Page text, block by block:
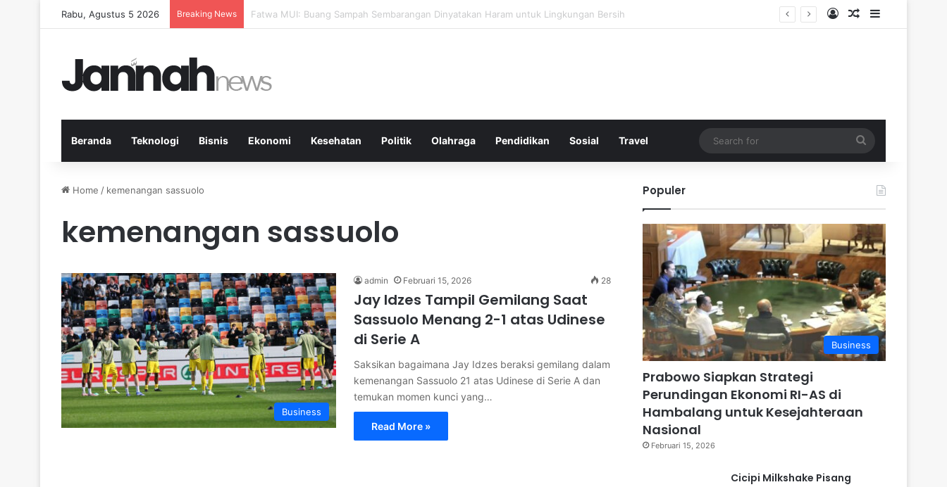
Rabu, Agustus 5 2026 Breaking News Pep Guardiola Bergembira Memiliki John Stones Kembali di Timnya Log InRandom Article
Sidebar
Beranda Teknologi Bisnis Ekonomi Kesehatan Politik Olahraga Pendidikan Sosial Travel
for
Home / kemenangan sassuolo
kemenangan sassuolo
Business
admin Februari 15, 2026 28
Jay Idzes Tampil Gemilang Saat
Sassuolo Menang 2-1 atas Udinese
di Serie A
Saksikan bagaimana Jay Idzes beraksi gemilang dalam
kemenangan Sassuolo 21 atas Udinese di Serie A dan
temukan momen kunci yang…
Read More »
Populer
Business
Prabowo Siapkan Strategi
Perundingan Ekonomi RI-AS di
Hambalang untuk Kesejahteraan
Nasional
Februari 15, 2026
Cicipi Milkshake Pisang